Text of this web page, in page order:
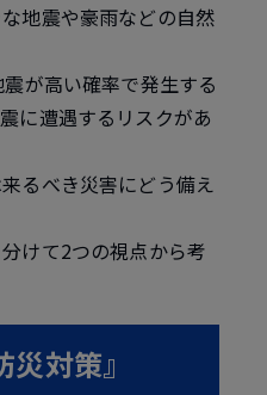
地震や豪雨などの自然
が高い確率で発生する
に遭遇するリスクがあ
るべき災害にどう備え
けて2つの視点から考
対策』